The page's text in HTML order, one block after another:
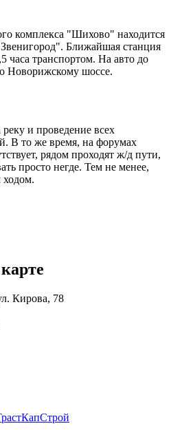
комплекса "Шихово" находится
Ближайшая станция
часа транспортом. На авто до
Новорижскому шоссе.
и проведение всех
В то же время, на форумах
рядом проходят ж/д пути,
просто негде. Тем не менее,
ходом.
Кирова, 78